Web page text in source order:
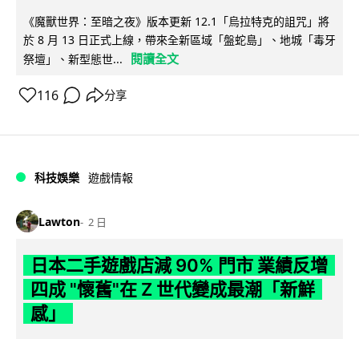
《魔獸世界：至暗之夜》版本更新 12.1「烏拉特克的詛咒」將
於 8 月 13 日正式上線，帶來全新區域「盤蛇島」、地城「毒牙
祭壇」、新型態世...
閱讀全文
116 分享
科技娛樂 遊戲情報
Lawton 2 日
日本二手遊戲店減 90% 門市 業績反增
四成 "懷舊"在 Z 世代變成最潮「新鮮
感」